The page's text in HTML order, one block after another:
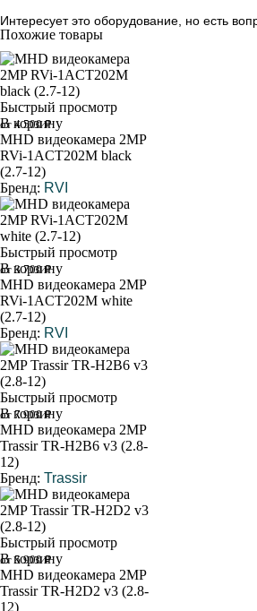
Интересует это оборудование, но есть
Похожие товары
Быстрый просмотр
В корзину
от 4 500 ₽
MHD видеокамера 2MP
RVi-1ACT202M black
(2.7-12)
Бренд: RVI
Быстрый просмотр
В корзину
от 3 700 ₽
MHD видеокамера 2MP
RVi-1ACT202M white
(2.7-12)
Бренд: RVI
Быстрый просмотр
В корзину
от 7 900 ₽
MHD видеокамера 2MP
Trassir TR-H2B6 v3 (2.8-
12)
Бренд: Trassir
Быстрый просмотр
В корзину
от 5 900 ₽
MHD видеокамера 2MP
Trassir TR-H2D2 v3 (2.8-
12)